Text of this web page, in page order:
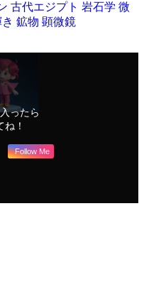
古代エジプト 岩石学 微
鉱物 顕微鏡
ったら
！
Follow Me